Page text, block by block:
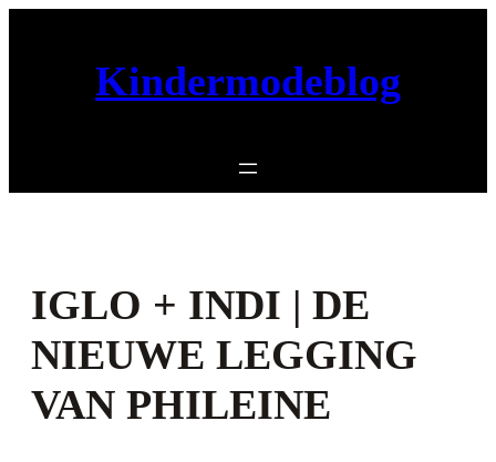
Kindermodeblog
IGLO + INDI | DE
NIEUWE LEGGING
VAN PHILEINE